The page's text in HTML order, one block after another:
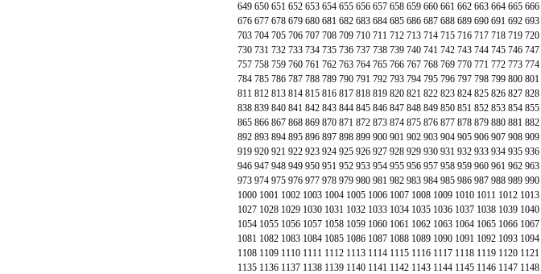
649 650 651 652 653 654 655 656 657 658 659 660 661 662 663 664 665 666
676 677 678 679 680 681 682 683 684 685 686 687 688 689 690 691 692 693
703 704 705 706 707 708 709 710 711 712 713 714 715 716 717 718 719 720
730 731 732 733 734 735 736 737 738 739 740 741 742 743 744 745 746 747
757 758 759 760 761 762 763 764 765 766 767 768 769 770 771 772 773 774
784 785 786 787 788 789 790 791 792 793 794 795 796 797 798 799 800 801
811 812 813 814 815 816 817 818 819 820 821 822 823 824 825 826 827 828
838 839 840 841 842 843 844 845 846 847 848 849 850 851 852 853 854 855
865 866 867 868 869 870 871 872 873 874 875 876 877 878 879 880 881 882
892 893 894 895 896 897 898 899 900 901 902 903 904 905 906 907 908 909
919 920 921 922 923 924 925 926 927 928 929 930 931 932 933 934 935 936
946 947 948 949 950 951 952 953 954 955 956 957 958 959 960 961 962 963
973 974 975 976 977 978 979 980 981 982 983 984 985 986 987 988 989 990
1000 1001 1002 1003 1004 1005 1006 1007 1008 1009 1010 1011 1012 1013
1027 1028 1029 1030 1031 1032 1033 1034 1035 1036 1037 1038 1039 1040
1054 1055 1056 1057 1058 1059 1060 1061 1062 1063 1064 1065 1066 1067
1081 1082 1083 1084 1085 1086 1087 1088 1089 1090 1091 1092 1093 1094
1108 1109 1110 1111 1112 1113 1114 1115 1116 1117 1118 1119 1120 1121
1135 1136 1137 1138 1139 1140 1141 1142 1143 1144 1145 1146 1147 1148